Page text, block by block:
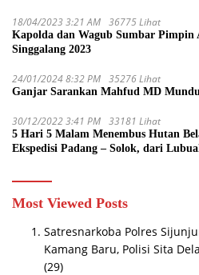
18/04/2023 3:21 AM 36775 Lihat
Kapolda dan Wagub Sumbar Pimpin
Singgalang 2023
24/01/2024 8:32 PM 35276 Lihat
Ganjar Sarankan Mahfud MD
30/12/2022 3:41 PM 33181 Lihat
5 Hari 5 Malam Menembus Hutan
Ekspedisi Padang – Solok, dari
Most Viewed Posts
Satresnarkoba Polres
Kamang Baru, Polisi Sita
(29)